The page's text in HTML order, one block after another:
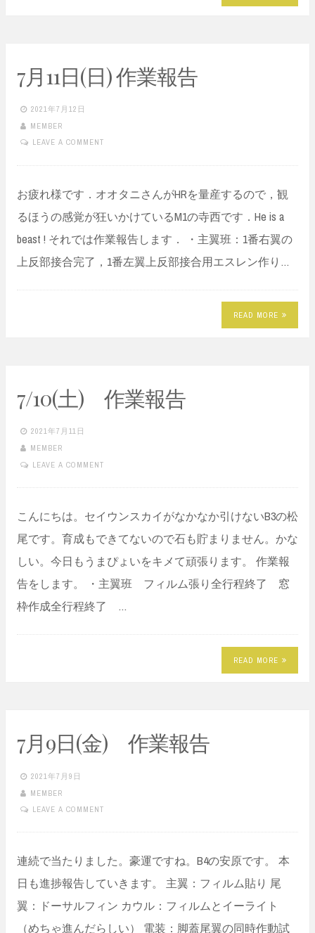
7月11日(日) 作業報告
2021年7月12日
MEMBER
LEAVE A COMMENT
お疲れ様です．オオタニさんがHRを量産するので，観
るほうの感覚が狂いかけているM1の寺西です．He is a
beast ! それでは作業報告します． ・主翼班：1番右翼の
上反部接合完了，1番左翼上反部接合用エスレン作り…
READ MORE
7/10(土) 作業報告
2021年7月11日
MEMBER
LEAVE A COMMENT
こんにちは。セイウンスカイがなかなか引けないB3の松
尾です。育成もできてないので石も貯まりません。かな
しい。今日もうまぴょいをキメて頑張ります。 作業報
告をします。 ・主翼班 フィルム張り全行程終了 窓
枠作成全行程終了 …
READ MORE
7月9日(金) 作業報告
2021年7月9日
MEMBER
LEAVE A COMMENT
連続で当たりました。豪運ですね。B4の安原です。 本
日も進捗報告していきます。 主翼：フィルム貼り 尾
翼：ドーサルフィン カウル：フィルムとイーライト
（めちゃ進んだらしい） 電装：脚蓋尾翼の同時作動試